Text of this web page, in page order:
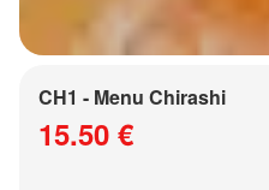
CH1 - Menu Chirashi
15.50 €